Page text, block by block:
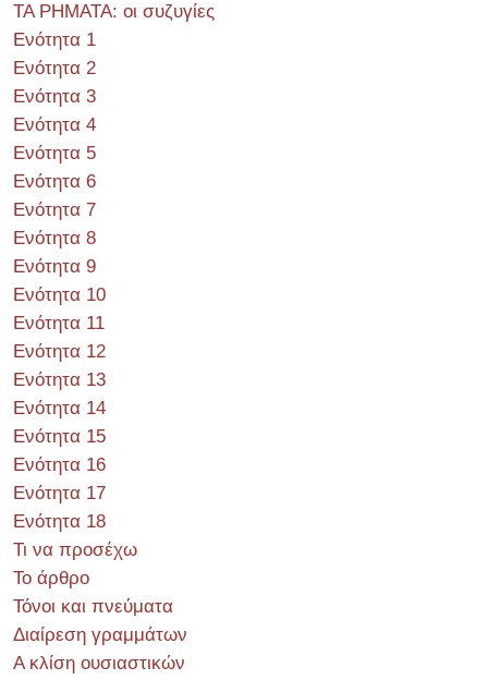
ΤΑ ΡΗΜΑΤΑ: οι συζυγίες
Ενότητα 1
Ενότητα 2
Ενότητα 3
Ενότητα 4
Ενότητα 5
Ενότητα 6
Ενότητα 7
Ενότητα 8
Ενότητα 9
Ενότητα 10
Ενότητα 11
Ενότητα 12
Ενότητα 13
Ενότητα 14
Ενότητα 15
Ενότητα 16
Ενότητα 17
Ενότητα 18
Τι να προσέχω
Το άρθρο
Τόνοι και πνεύματα
Διαίρεση γραμμάτων
Α κλίση ουσιαστικών